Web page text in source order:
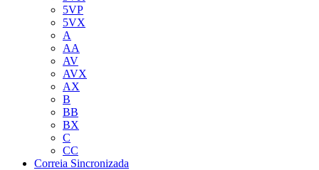
5VP
5VX
A
AA
AV
AVX
AX
B
BB
BX
C
CC
Correia Sincronizada